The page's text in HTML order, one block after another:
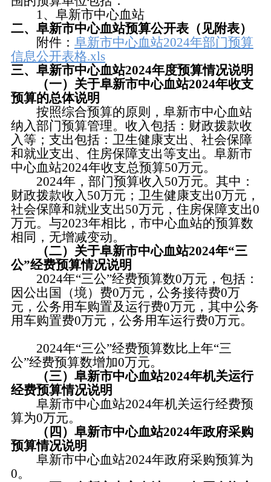
1、阜新市中心血站
二、阜新市中心血站预算公开表（见附表）
附件： 阜新市中心血站2024年部门预算
信息公开表格.xls
三、阜新市中心血站2024年度预算情况说明
（一）关于阜新市中心血站2024年收支
预算的总体说明
按照综合预算的原则，阜新市中心血站
纳入部门预算管理。收入包括：财政拨款收
入等；支出包括：卫生健康支出、社会保障
和就业支出、住房保障支出等支出。阜新市
中心血站2024年收支总预算50万元。
2024年，部门预算收入50万元。其中：
财政拨款收入50万元；卫生健康支出0万元，
社会保障和就业支出50万元，住房保障支出0
万元。与2023年相比，市中心血站的预算数
相同，无增减变动。
（二）关于阜新市中心血站2024年“三
公”经费预算情况说明
2024年“三公”经费预算数0万元，包括：
因公出国（境）费0万元，公务接待费0万
元，公务用车购置及运行费0万元，其中公务
用车购置费0万元，公务用车运行费0万元。
2024年“三公”经费预算数比上年“三
公”经费预算数增加0万元。
（三）阜新市中心血站2024年机关运行
经费预算情况说明
阜新市中心血站2024年机关运行经费预
算为0万元。
（四）阜新市中心血站2024年政府采购
预算情况说明
阜新市中心血站2024年政府采购预算为
0。